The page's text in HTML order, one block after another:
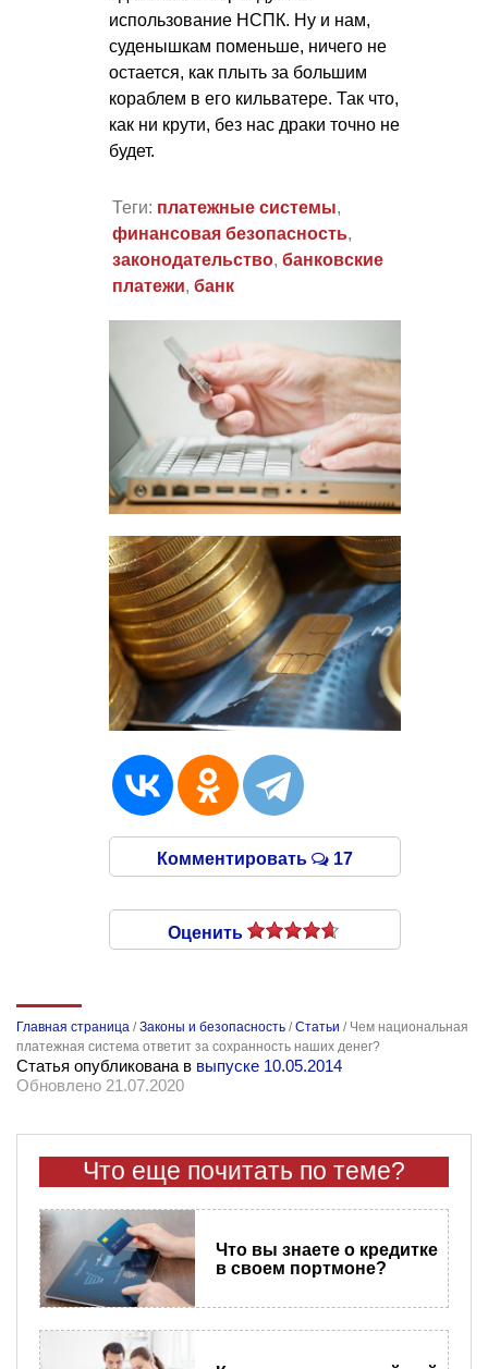
использование НСПК. Ну и нам,
суденышкам поменьше, ничего не
остается, как плыть за большим
кораблем в его кильватере. Так что,
как ни крути, без нас драки точно не
будет.
Теги: платежные системы,
финансовая безопасность,
законодательство, банковские
платежи, банк
Комментировать 17
Оценить
Главная страница /Законы и безопасность /Статьи / Чем национальная
платежная система ответит за сохранность наших денег?
Статья опубликована в выпуске 10.05.2014
Обновлено 21.07.2020
Что еще почитать по теме?
Что вы знаете о кредитке
в своем портмоне?